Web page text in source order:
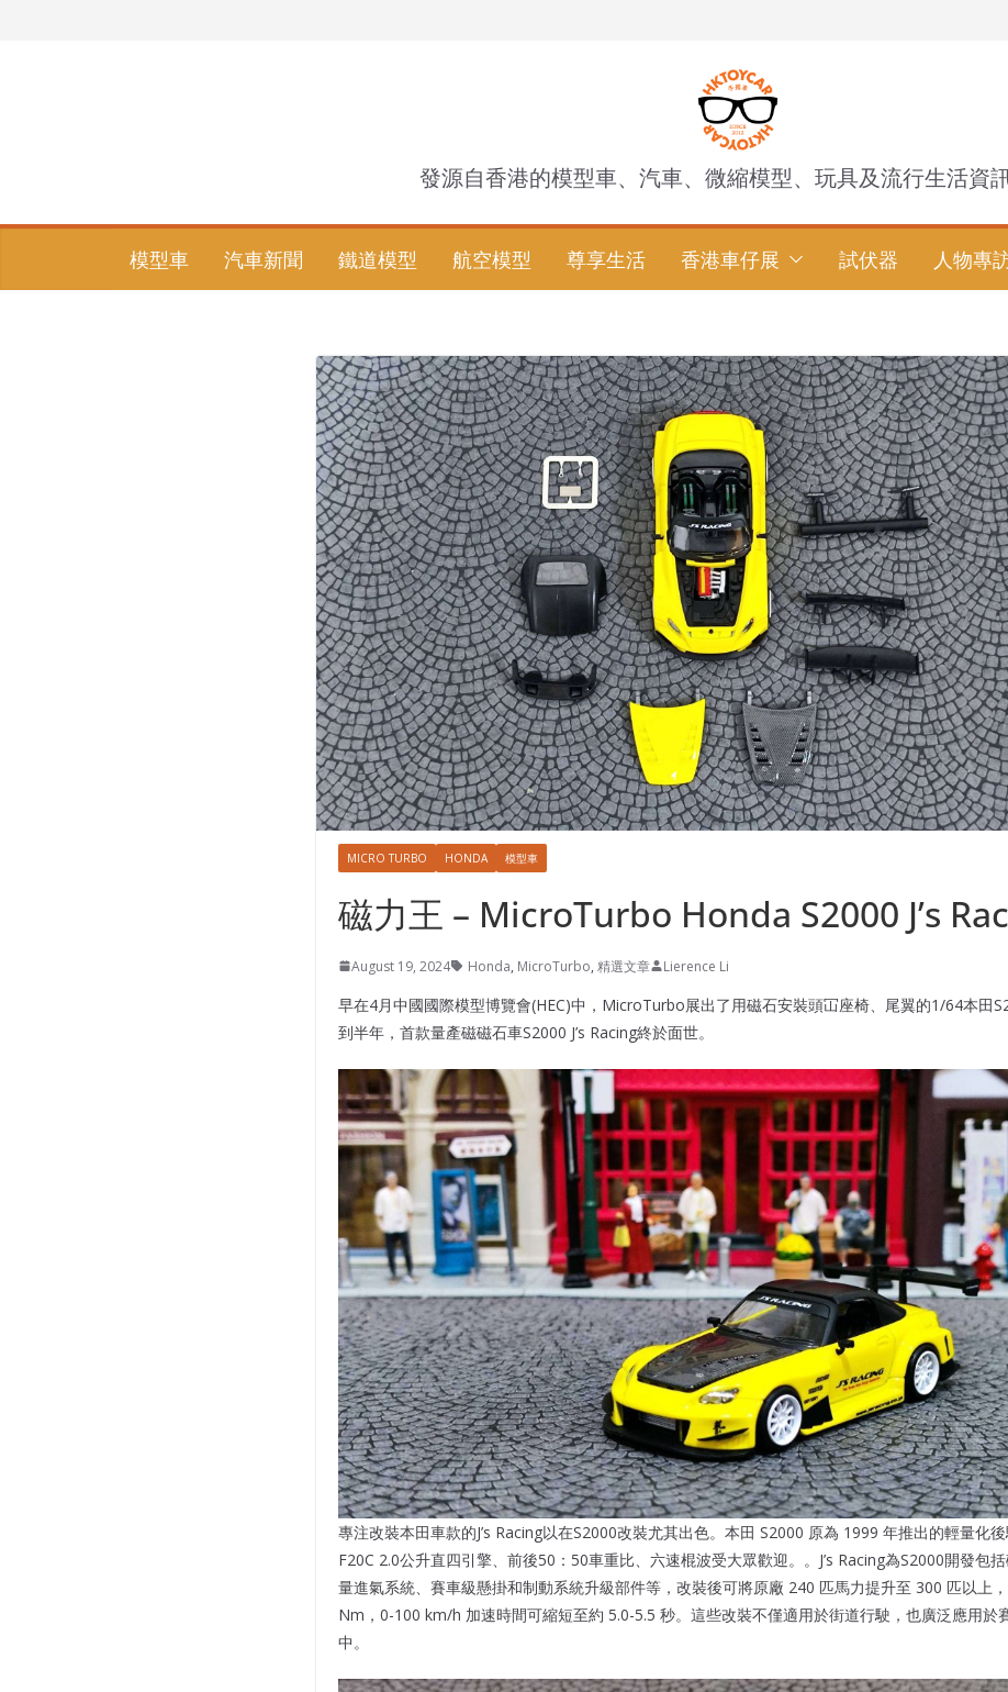
發源自香港的模型車、汽車、微縮模型、玩具及流行生活資
模型車 汽車新聞 鐵道模型 航空模型 尊享生活 香港車仔展 試伏器 人物專
MICRO TURBO HONDA 模型車
磁力王 – MicroTurbo Honda S2000 J’s
August 19, 2024 Honda, MicroTurbo, 精選文章 Lierence Li
早在4月中國國際模型博覽會(HEC)中，MicroTurbo展出了用磁石安裝頭冚座椅、尾翼的1/64本田
到半年，首款量產磁磁石車S2000 J’s Racing終於面世。
專注改裝本田車款的J’s Racing以在S2000改裝尤其出色。本田 S2000 原為 1999 年推出的輕量化
F20C 2.0公升直四引擎、前後50：50車重比、六速棍波受大眾歡迎。。J’s Racing為S2000開發包
量進氣系統、賽車級懸掛和制動系統升級部件等，改裝後可將原廠 240 匹馬力提升至 300 匹以上
Nm，0-100 km/h 加速時間可縮短至約 5.0-5.5 秒。這些改裝不僅適用於街道行駛，也廣泛應用於
中。